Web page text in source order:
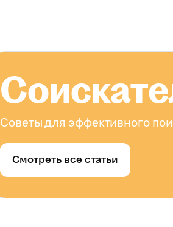
Советы для эффективного
Смотреть все статьи